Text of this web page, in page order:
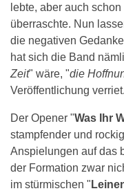
lebte, aber auch
überraschte. Nun
die negativen
hat sich die Band
Zeit" wäre, "die
Veröffentlichung verriet.
Der Opener "Was Ihr
stampfender und
Anspielungen auf das
der Formation zwar
im stürmischen "